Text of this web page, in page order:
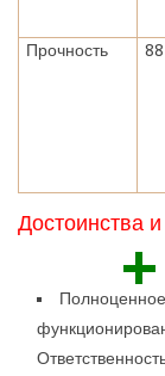
Прочность
88
Достоинства
+
Полноценное